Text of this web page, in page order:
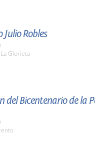
Robles
Glorieta
del Bicentenario de la